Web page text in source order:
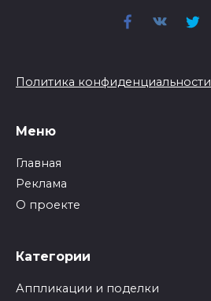
Политика конфиденциальности
Меню
Главная
Реклама
О проекте
Категории
Аппликации и поделки